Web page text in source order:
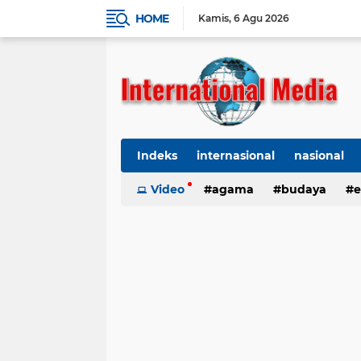
HOME Kamis 6 Agu 2026
Indeks internasional nasional
Ekbis TNI-Polri Organisasi
Video agama budaya